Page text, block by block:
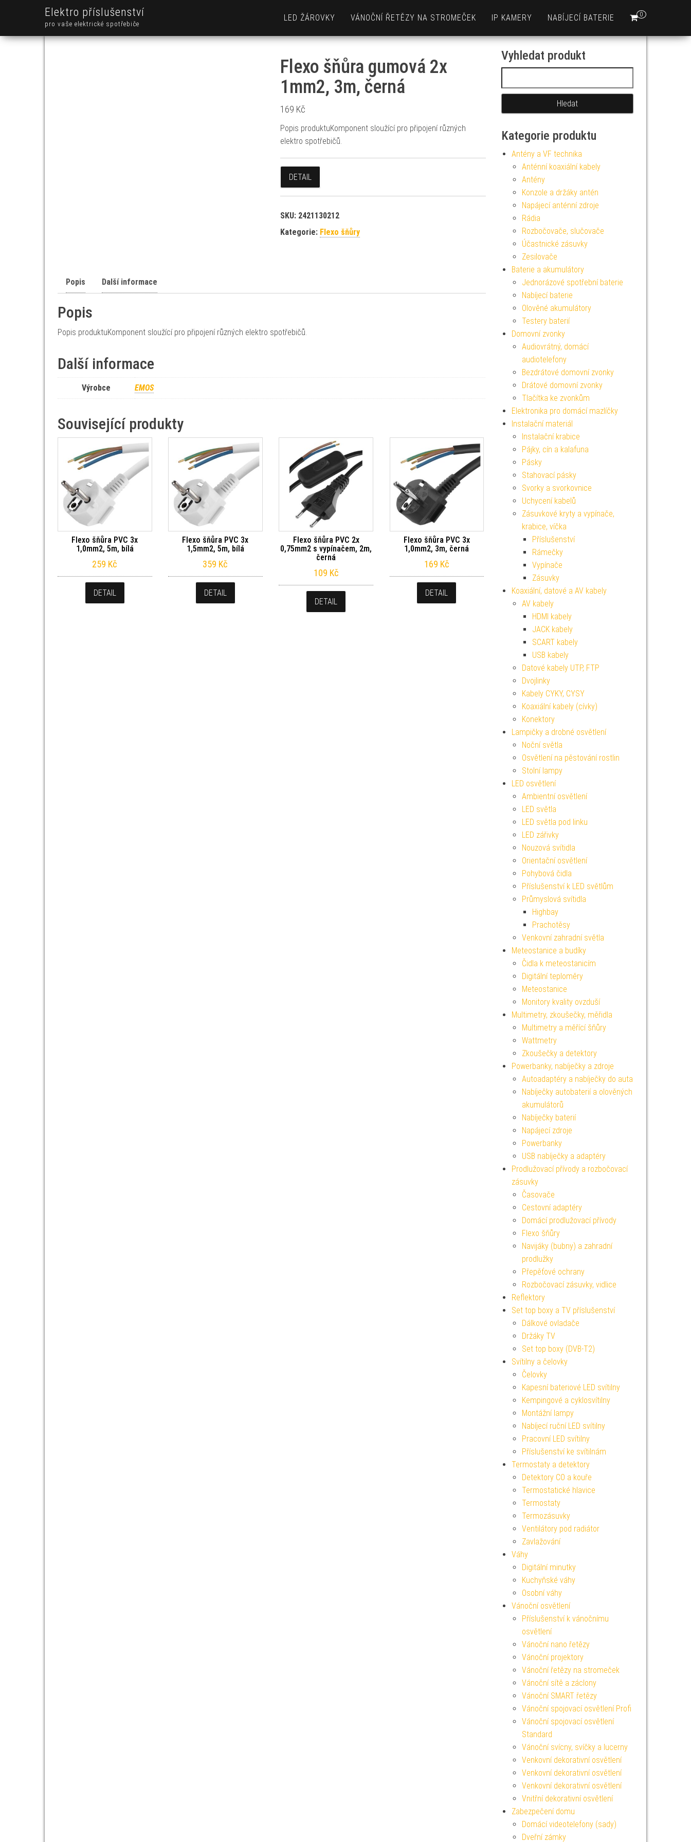
Elektro příslušenství
pro vaše elektrické spotřebiče
0
LED ŽÁROVKY VÁNOČNÍ ŘETĚZY NA STROMEČEK IP KAMERY NABÍJECÍ BATERIE
Flexo šňůra gumová 2x
1mm2, 3m, černá
169 Kč
Popis produktuKomponent sloužící pro připojení různých
elektro spotřebičů.
DETAIL
SKU: 2421130212
Kategorie: Flexo šňůry
Popis Další informace
Popis
Popis produktuKomponent sloužící pro připojení různých elektro spotřebičů.
Další informace
Výrobce EMOS
Související produkty
Flexo šňůra PVC 3x
1,0mm2, 5m, bílá
259 Kč
DETAIL
Flexo šňůra PVC 3x
1,5mm2, 5m, bílá
359 Kč
DETAIL
Flexo šňůra PVC 2x
0,75mm2 s vypínačem, 2m,
černá
109 Kč
DETAIL
Flexo šňůra PVC 3x
1,0mm2, 3m, černá
169 Kč
DETAIL
Vyhledat produkt
Kategorie produktu
Antény a VF technika
Anténní koaxiální kabely
Antény
Konzole a držáky antén
Napájecí anténní zdroje
Rádia
Rozbočovače, slučovače
Účastnické zásuvky
Zesilovače
Baterie a akumulátory
Jednorázové spotřební baterie
Nabíjecí baterie
Olověné akumulátory
Testery baterií
Domovní zvonky
Audiovrátný, domácí
audiotelefony
Bezdrátové domovní zvonky
Drátové domovní zvonky
Tlačítka ke zvonkům
Elektronika pro domácí mazlíčky
Instalační materiál
Instalační krabice
Pájky, cín a kalafuna
Pásky
Stahovací pásky
Svorky a svorkovnice
Uchycení kabelů
Zásuvkové kryty a vypínače,
krabice, víčka
Příslušenství
Rámečky
Vypínače
Zásuvky
Koaxiální, datové a AV kabely
AV kabely
HDMI kabely
JACK kabely
SCART kabely
USB kabely
Datové kabely UTP, FTP
Dvojlinky
Kabely CYKY, CYSY
Koaxiální kabely (cívky)
Konektory
Lampičky a drobné osvětlení
Noční světla
Osvětlení na pěstování rostlin
Stolní lampy
LED osvětlení
Ambientní osvětlení
LED světla
LED světla pod linku
LED zářivky
Nouzová svítidla
Orientační osvětlení
Pohybová čidla
Příslušenství k LED světlům
Průmyslová svítidla
Highbay
Prachotěsy
Venkovní zahradní světla
Meteostanice a budíky
Čidla k meteostanicím
Digitální teploměry
Meteostanice
Monitory kvality ovzduší
Multimetry, zkoušečky, měřidla
Multimetry a měřící šňůry
Wattmetry
Zkoušečky a detektory
Powerbanky, nabíječky a zdroje
Autoadaptéry a nabíječky do auta
Nabíječky autobaterií a olověných
akumulátorů
Nabíječky baterií
Napájecí zdroje
Powerbanky
USB nabíječky a adaptéry
Prodlužovací přívody a rozbočovací
zásuvky
Časovače
Cestovní adaptéry
Domácí prodlužovací přívody
Flexo šňůry
Navijáky (bubny) a zahradní
prodlužky
Přepěťové ochrany
Rozbočovací zásuvky, vidlice
Reflektory
Set top boxy a TV příslušenství
Dálkové ovladače
Držáky TV
Set top boxy (DVB-T2)
Svítilny a čelovky
Čelovky
Kapesní bateriové LED svítilny
Kempingové a cyklosvítilny
Montážní lampy
Nabíjecí ruční LED svítilny
Pracovní LED svítilny
Příslušenství ke svítilnám
Termostaty a detektory
Detektory CO a kouře
Termostatické hlavice
Termostaty
Termozásuvky
Ventilátory pod radiátor
Zavlažování
Váhy
Digitální minutky
Kuchyňské váhy
Osobní váhy
Vánoční osvětlení
Příslušenství k vánočnímu
osvětlení
Vánoční nano řetězy
Vánoční projektory
Vánoční řetězy na stromeček
Vánoční sítě a záclony
Vánoční SMART řetězy
Vánoční spojovací osvětlení Profi
Vánoční spojovací osvětlení
Standard
Vánoční svícny, svíčky a lucerny
Venkovní dekorativní osvětlení
Venkovní dekorativní osvětlení
Venkovní dekorativní osvětlení
Vnitřní dekorativní osvětlení
Zabezpečení domu
Domácí videotelefony (sady)
Dveřní zámky